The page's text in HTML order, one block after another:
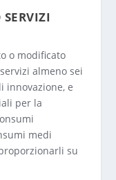
SERVIZI
o modificato
almeno sei
innovazione, e
per la
medi
su